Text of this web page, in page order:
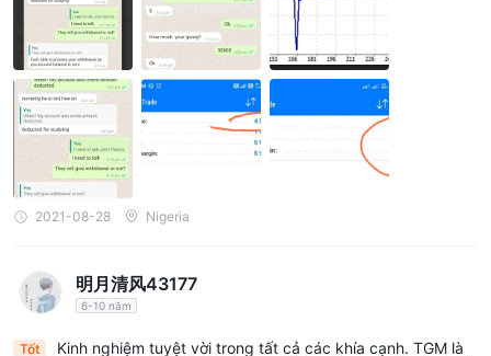
2021-08-28 Nigeria
明月清风43177
6-10 năm
Tốt
Kinh nghiệm tuyệt vời trong tất cả các khía cạnh. TGM là